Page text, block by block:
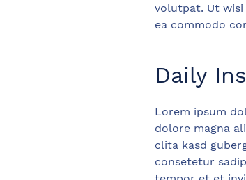
volutpat. Ut
ea commodo
Daily
Lorem ipsum
dolore magna
clita kasd
consetetur